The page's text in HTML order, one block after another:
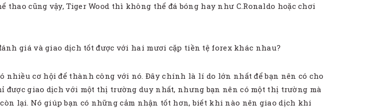
thao cũng vậy, Tiger Wood thì không thể đá bóng hay như C.Ronaldo hoặc chơi
giá và giao dịch tốt được với hai mươi cặp tiền tệ forex khác nhau?
nhiều cơ hội để thành công với nó. Đây chính là lí do lớn nhất để bạn nên có cho
giao dịch với một thị trường duy nhất, nhưng bạn nên có một thị trường mà
lại. Nó giúp bạn có những cảm nhận tốt hơn, biết khi nào nên giao dịch khi